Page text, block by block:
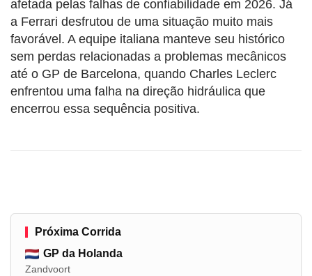
afetada pelas falhas de confiabilidade em 2026. Já
a Ferrari desfrutou de uma situação muito mais
favorável. A equipe italiana manteve seu histórico
sem perdas relacionadas a problemas mecânicos
até o GP de Barcelona, quando Charles Leclerc
enfrentou uma falha na direção hidráulica que
encerrou essa sequência positiva.
Próxima Corrida
GP da Holanda
Zandvoort